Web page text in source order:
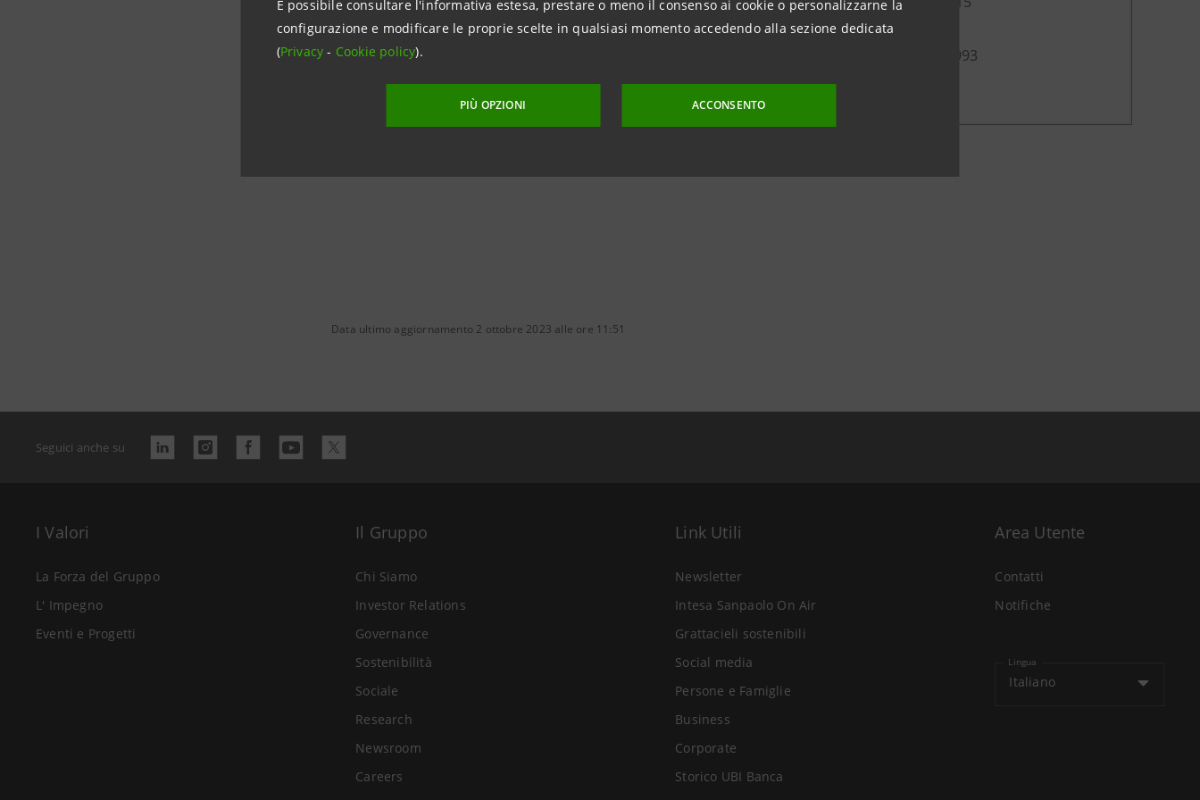
È possibile consultare l'informativa estesa, prestare o meno il consenso ai cookie o personalizzarne la
configurazione e modificare le proprie scelte in qualsiasi momento accedendo alla sezione dedicata
(Privacy- Cookie policy).
PIÙ OPZIONI ACCONSENTO
stampa@intesasanpaolo.com
www.intesasanpaolo.com/it/news
simone.cantagallo@esclapon.it
Chiara Cartasegna: +39 3489265993
chiara.cartasegna@esclapon.it
Data ultimo aggiornamento 2 ottobre 2023 alle ore 11:51
Seguici anche su
I Valori
La Forza del Gruppo
L' Impegno
Eventi e Progetti
Il Gruppo
Chi Siamo
Investor Relations
Governance
Sostenibilità
Sociale
Research
Newsroom
Careers
Link Utili
Newsletter
Intesa Sanpaolo On Air
Grattacieli sostenibili
Social media
Persone e Famiglie
Business
Corporate
Storico UBI Banca
Area Utente
Contatti
Notifiche
Lingua
Italiano